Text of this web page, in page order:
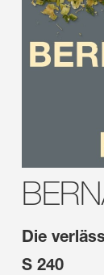
Die
S 240